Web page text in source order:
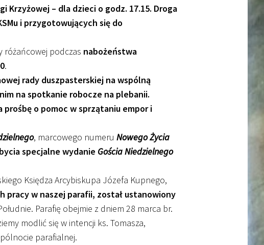
Krzyżowej – dla dzieci o godz. 17.15. Droga
i przygotowujących się do
różańcowej podczas nabożeństwa
.
rady duszpasterskiej na wspólną
na spotkanie robocze na plebanii.
o pomoc w sprzątaniu empor i
, marcowego numeru Nowego Życia
specjalne wydanie Gościa Niedzielnego
Księdza Arcybiskupa Józefa Kupnego,
pracy w naszej parafii, został ustanowiony
Parafię obejmie z dniem 28 marca br.
modlić się w intencji ks. Tomasza,
parafialnej.